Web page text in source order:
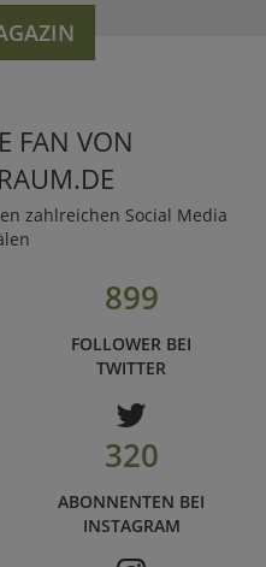
FAN VON
zahlreichen Social Media
899
FOLLOWER BEI
TWITTER
320
ABONNENTEN BEI
INSTAGRAM